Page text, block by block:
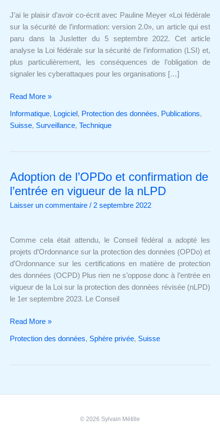
J’ai le plaisir d’avoir co-écrit avec Pauline Meyer «Loi fédérale
sur la sécurité de l’information: version 2.0», un article qui est
paru dans la Jusletter du 5 septembre 2022. Cet article
analyse la Loi fédérale sur la sécurité de l’information (LSI) et,
plus particulièrement, les conséquences de l’obligation de
signaler les cyberattaques pour les organisations […]
version
Read More »
Informatique, Logiciel , Protection des données, Publications,
Suisse, Surveillance, Technique
Adoption de l’OPDo et confirmation de
l’entrée en vigueur de la nLPD
Laisser un commentaire / 2 septembre 2022
Comme cela était attendu, le Conseil fédéral a adopté les
projets d’Ordonnance sur la protection des données (OPDo) et
d’Ordonnance sur les certifications en matière de protection
des données (OCPD) Plus rien ne s’oppose donc à l’entrée en
vigueur de la Loi sur la protection des données révisée (nLPD)
le 1er septembre 2023. Le Conseil
Adoption
de
en
Read More »
Protection des données, Sphère privée, Suisse
© 2026 Sylvain Métille